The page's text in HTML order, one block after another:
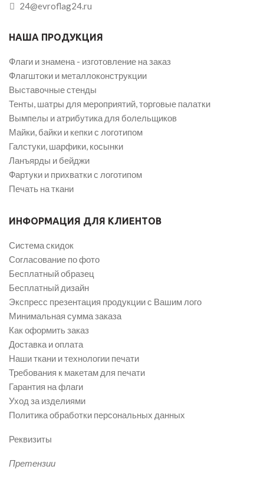
24@evroflag24.ru
НАША ПРОДУКЦИЯ
Флаги и знамена - изготовление на заказ
Флагштоки и металлоконструкции
Выставочные стенды
Тенты, шатры для мероприятий, торговые палатки
Вымпелы и атрибутика для болельщиков
Майки, байки и кепки с логотипом
Галстуки, шарфики, косынки
Ланъярды и бейджи
Фартуки и прихватки с логотипом
Печать на ткани
ИНФОРМАЦИЯ ДЛЯ КЛИЕНТОВ
Система скидок
Согласование по фото
Бесплатный образец
Бесплатный дизайн
Экспресс презентация продукции с Вашим лого
Минимальная сумма заказа
Как оформить заказ
Доставка и оплата
Наши ткани и технологии печати
Требования к макетам для печати
Гарантия на флаги
Уход за изделиями
Политика обработки персональных данных
Реквизиты
Претензии